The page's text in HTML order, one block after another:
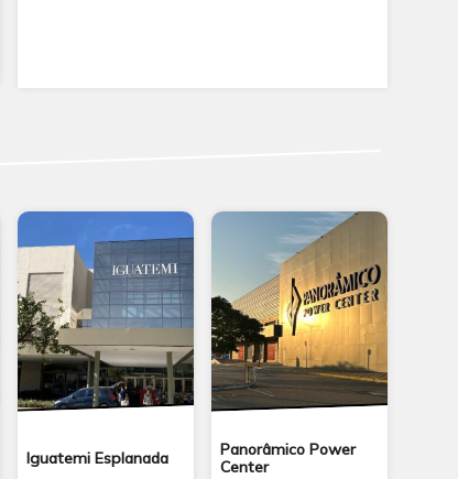
Iguatemi Esplanada
Panorâmico Power
Center